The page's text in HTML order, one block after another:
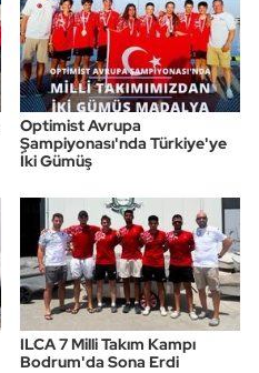
Optimist Avrupa
Şampiyonası'nda Türkiye'ye
İki Gümüş
ILCA 7 Milli Takım Kampı
Bodrum'da Sona Erdi